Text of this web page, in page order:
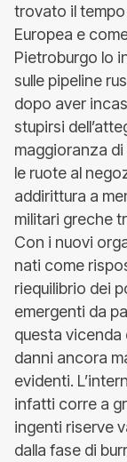
trovato il
Europea e
Pietroburgo lo
sulle pipeline
dopo aver
stupirsi
maggioranza
le ruote al
addirittura a
militari greche
Con i nuovi
nati come
riequilibrio dei
emergenti da
questa vicenda
danni ancora
evidenti.
infatti corre a
ingenti riserve
dalla fase di